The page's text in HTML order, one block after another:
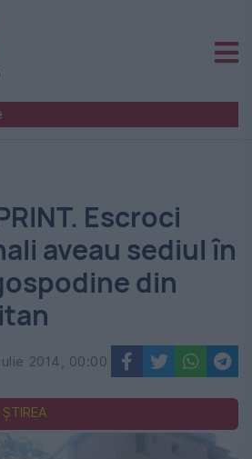
Escroci
aveau sediul în
din
2014, 00:00